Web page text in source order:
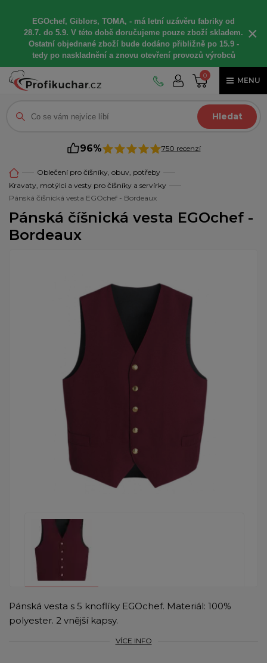
EGOchef, Giblors, TOMA, - má letní uzávěru fabriky od
28.7. do 5.9. V této době doručujeme pouze zboží skladem.
Ostatní objednané zboží bude dodáno přibližně po 15.9 -
tedy po naskladnění a znovu otevření provozů výrobců
×
0
MENU
Hledat
96% 750 recenzí
Oblečení pro číšníky, obuv, potřeby
Kravaty, motýlci a vesty pro číšníky a servírky
Pánská číšnická vesta EGOchef - Bordeaux
Pánská číšnická vesta EGOchef -
Bordeaux
Pánská vesta s 5 knoflíky EGOchef. Materiál: 100%
polyester. 2 vnější kapsy.
VÍCE INFO